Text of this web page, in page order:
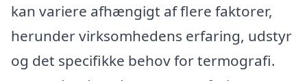
kan variere afhængigt af flere faktorer,
herunder virksomhedens erfaring, udstyr
og det specifikke behov for termografi.